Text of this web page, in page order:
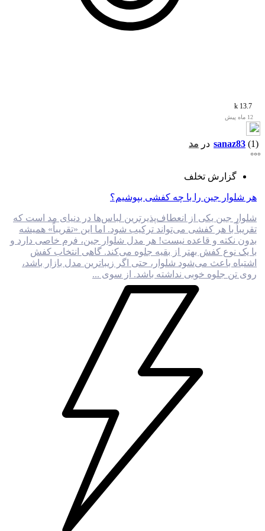
13.7 k
12 ماه پیش
sanaz83 (1) در مد
گزارش تخلف
هر شلوار جین را با چه کفشی بپوشیم؟
شلوار جین یکی از انعطاف‌پذیرترین لباس‌ها در دنیای مد است که
تقریباً با هر کفشی می‌تواند ترکیب شود. اما این «تقریباً» همیشه
بدون نکته و قاعده نیست! هر مدل شلوار جین، فرم خاصی دارد و
با یک نوع کفش بهتر از بقیه جلوه می‌کند. گاهی انتخاب کفش
اشتباه باعث می‌شود شلوار، حتی اگر زیباترین مدل بازار باشد،
روی تن جلوه خوبی نداشته باشد. از سوی ...